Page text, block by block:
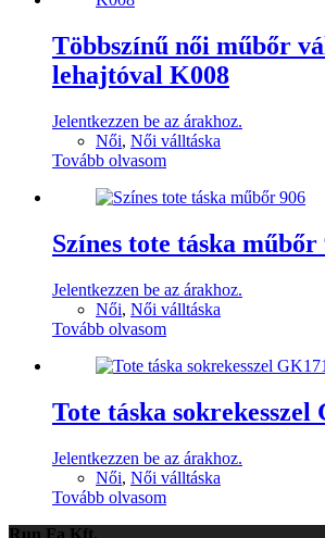
Többszínű női műbőr
lehajtóval K008
Jelentkezzen be az árakhoz.
Női, Női válltáska
Tovább olvasom
Színes tote táska műbőr
Jelentkezzen be az árakhoz.
Női, Női válltáska
Tovább olvasom
Tote táska sokrekesszel
Jelentkezzen be az árakhoz.
Női, Női válltáska
Tovább olvasom
Run Fa Kft.